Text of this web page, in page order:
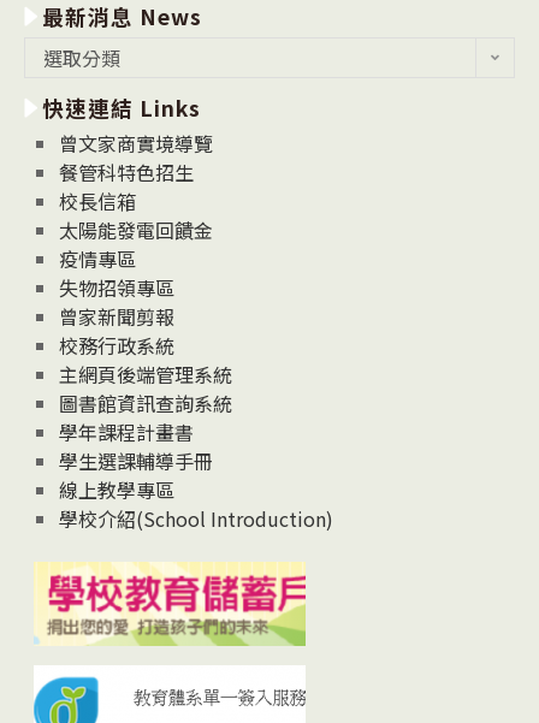
最新消息 News
消
息
News
選取分類
快速連結 Links
曾文家商實境導覽
餐管科特色招生
校長信箱
太陽能發電回饋金
疫情專區
失物招領專區
曾家新聞剪報
校務行政系統
主網頁後端管理系統
圖書館資訊查詢系統
學年課程計畫書
學生選課輔導手冊
線上教學專區
學校介紹(School Introduction)